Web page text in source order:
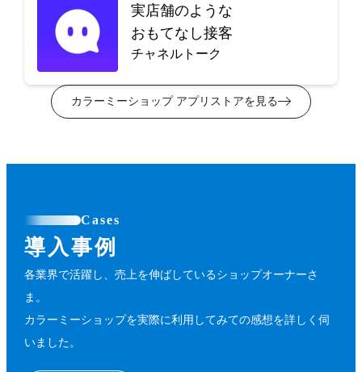
実店舗のような
おもてなし接客
チャネルトーク
カラーミーショップ アプリストアを見る
Cases
導入事例
各業界で活躍し、売上を伸ばしているショップオーナーさ
ま。
カラーミーショップを実際に利用してみての感想を詳しく伺
いました。